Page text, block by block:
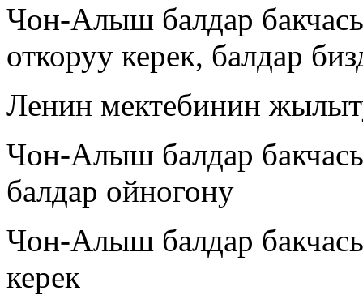
Чон-Алыш балдар
откоруу керек, балдар
Ленин мектебинин
Чон-Алыш балдар
балдар ойногону
Чон-Алыш балдар
керек